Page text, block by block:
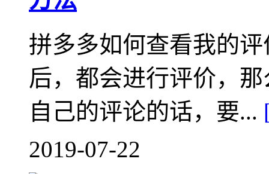
拼多多如何查看我的
后，都会进行评价，
自己的评论的话，要...
2019-07-22